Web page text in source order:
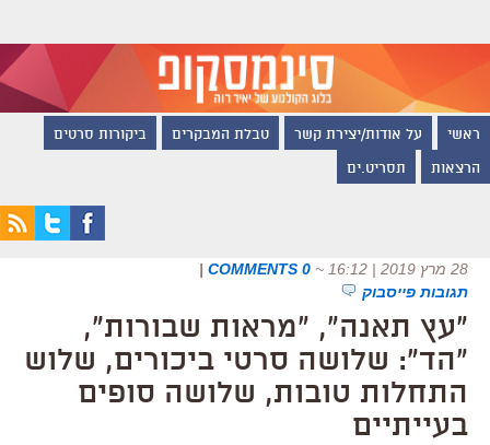
ראשי על אודות/יצירת קשר טבלת המבקרים ביקורות סרטים
הרצאות תסריט.ים
28 מרץ 2019 | 16:12 ~
0 COMMENTS
|
תגובות פייסבוק
"עץ תאנה", "מראות שבורות",
"הד": שלושה סרטי ביכורים, שלוש
התחלות טובות, שלושה סופים
בעייתיים